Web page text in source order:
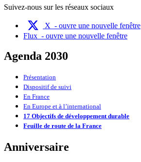
Suivez-nous sur les réseaux sociaux
X - ouvre une nouvelle fenêtre
Flux - ouvre une nouvelle fenêtre
Agenda 2030
Présentation
Dispositif de suivi
En France
En Europe et à l’international
17 Objectifs de développement durable
Feuille de route de la France
Anniversaire